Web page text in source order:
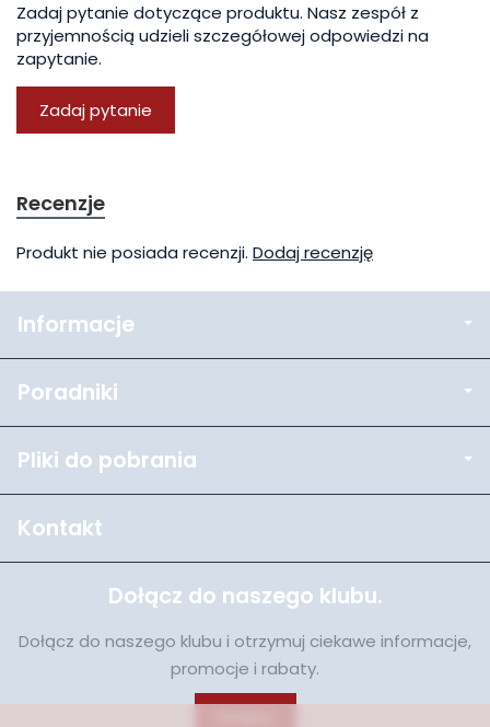
Zadaj pytanie dotyczące produktu. Nasz zespół z
przyjemnością udzieli szczegółowej odpowiedzi na
zapytanie.
Zadaj pytanie
Recenzje
Produkt nie posiada recenzji. Dodaj recenzję
Informacje
Poradniki
Pliki do pobrania
Kontakt
Dołącz do naszego klubu.
Dołącz do naszego klubu i otrzymuj ciekawe informacje,
promocje i rabaty.